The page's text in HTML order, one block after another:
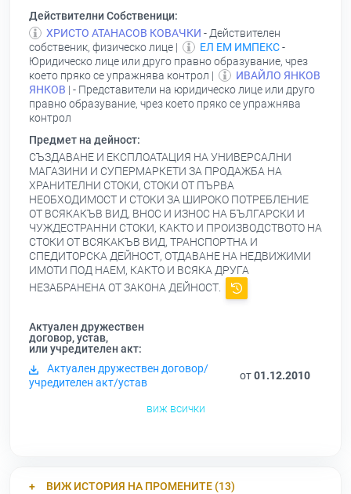
Действителни Собственици:
ХРИСТО АТАНАСОВ КОВАЧКИ - Действителен
собственик, физическо лице |
ЕЛ ЕМ ИМПЕКС-
Юридическо лице или друго правно образувание, чрез
което пряко се упражнява контрол |
ИВАЙЛО ЯНКОВ
ЯНКОВ | - Представители на юридическо лице или друго
правно образувание, чрез което пряко се упражнява
контрол
Предмет на дейност:
СЪЗДАВАНЕ И ЕКСПЛОАТАЦИЯ НА УНИВЕРСАЛНИ
МАГАЗИНИ И СУПЕРМАРКЕТИ ЗА ПРОДАЖБА НА
ХРАНИТЕЛНИ СТОКИ, СТОКИ ОТ ПЪРВА
НЕОБХОДИМОСТ И СТОКИ ЗА ШИРОКО ПОТРЕБЛЕНИЕ
ОТ ВСЯКАКЪВ ВИД, ВНОС И ИЗНОС НА БЪЛГАРСКИ И
ЧУЖДЕСТРАННИ СТОКИ, КАКТО И ПРОИЗВОДСТВОТО НА
СТОКИ ОТ ВСЯКАКЪВ ВИД, ТРАНСПОРТНА И
СПЕДИТОРСКА ДЕЙНОСТ, ОТДАВАНЕ НА НЕДВИЖИМИ
ИМОТИ ПОД НАЕМ, КАКТО И ВСЯКА ДРУГА
НЕЗАБРАНЕНА ОТ ЗАКОНА ДЕЙНОСТ.
Актуален дружествен
договор, устав,
или учредителен акт:
Актуален дружествен договор/
учредителен акт/устав
от01.12.2010
виж всички
ВИЖ ИСТОРИЯ НА ПРОМЕНИТЕ (13)